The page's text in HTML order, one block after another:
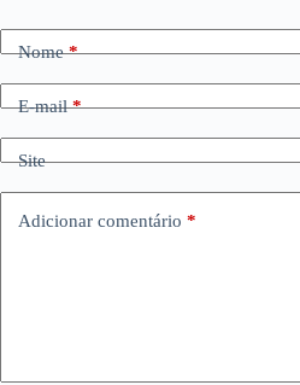
Nome*
E-mail*
Site
Adicionar comentário *